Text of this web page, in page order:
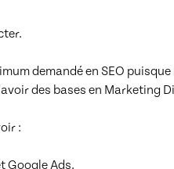
demandé en SEO
des bases en Marketing
: